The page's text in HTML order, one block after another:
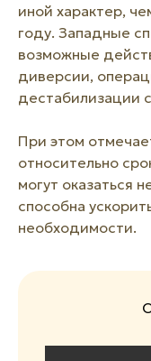
иной характер,
году. Западные
возможные
диверсии,
дестабилизации
При этом
относительно
могут оказаться
способна
необходимости.